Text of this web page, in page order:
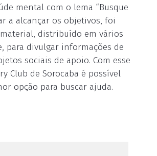
mental com o lema “Busque
a alcançar os objetivos, foi
distribuído em vários
para divulgar informações de
sociais de apoio. Com esse
Club de Sorocaba é possível
opção para buscar ajuda.